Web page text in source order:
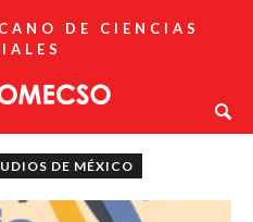
DE CIENCIAS
DE MÉXICO